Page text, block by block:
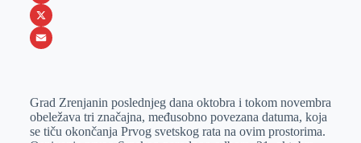
b
o
s
e
e
r
n
k
I
n
i
b
W
h
s
A
X
a
i
Grad Zrenjanin poslednjeg dana oktobra i tokom novembra
obeležava tri značajna, međusobno povezana datuma, koja
se tiču okončanja Prvog svetskog rata na ovim prostorima.